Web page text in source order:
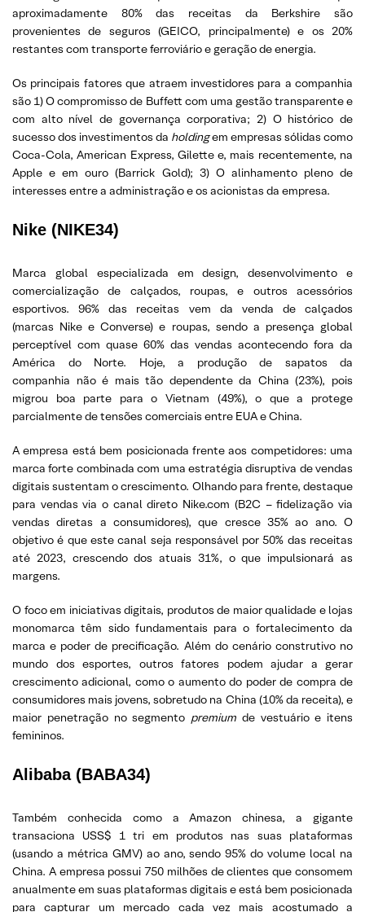
aproximadamente 80% das receitas da Berkshire são
provenientes de seguros (GEICO, principalmente) e os 20%
restantes com transporte ferroviário e geração de energia.
Os principais fatores que atraem investidores para a companhia
são 1) O compromisso de Buffett com uma gestão transparente e
com alto nível de governança corporativa; 2) O histórico de
sucesso dos investimentos da holdingem empresas sólidas como
Coca-Cola, American Express, Gilette e, mais recentemente, na
Apple e em ouro (Barrick Gold); 3) O alinhamento pleno de
interesses entre a administração e os acionistas da empresa.
Nike (NIKE34)
Marca global especializada em design, desenvolvimento e
comercialização de calçados, roupas, e outros acessórios
esportivos. 96% das receitas vem da venda de calçados
(marcas Nike e Converse) e roupas, sendo a presença global
perceptível com quase 60% das vendas acontecendo fora da
América do Norte. Hoje, a produção de sapatos da
companhia não é mais tão dependente da China (23%), pois
migrou boa parte para o Vietnam (49%), o que a protege
parcialmente de tensões comerciais entre EUA e China.
A empresa está bem posicionada frente aos competidores: uma
marca forte combinada com uma estratégia disruptiva de vendas
digitais sustentam o crescimento. Olhando para frente, destaque
para vendas via o canal direto Nike.com (B2C – fidelização via
vendas diretas a consumidores), que cresce 35% ao ano. O
objetivo é que este canal seja responsável por 50% das receitas
até 2023, crescendo dos atuais 31%, o que impulsionará as
margens.
O foco em iniciativas digitais, produtos de maior qualidade e lojas
monomarca têm sido fundamentais para o fortalecimento da
marca e poder de precificação. Além do cenário construtivo no
mundo dos esportes, outros fatores podem ajudar a gerar
crescimento adicional, como o aumento do poder de compra de
consumidores mais jovens, sobretudo na China (10% da receita), e
maior penetração no segmento premium de vestuário e itens
femininos.
Alibaba (BABA34)
Também conhecida como a Amazon chinesa, a gigante
transaciona USS$ 1 tri em produtos nas suas plataformas
(usando a métrica GMV) ao ano, sendo 95% do volume local na
China. A empresa possui 750 milhões de clientes que consomem
anualmente em suas plataformas digitais e está bem posicionada
para capturar um mercado cada vez mais acostumado a